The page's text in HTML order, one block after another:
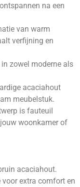
na een
van warm
verfijning en
zowel moderne als
acaciahout
meubelstuk.
is fauteuil
woonkamer of
acaciahout.
extra comfort en